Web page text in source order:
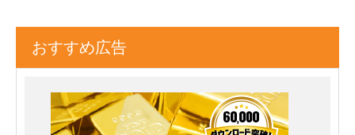
おすすめ広告